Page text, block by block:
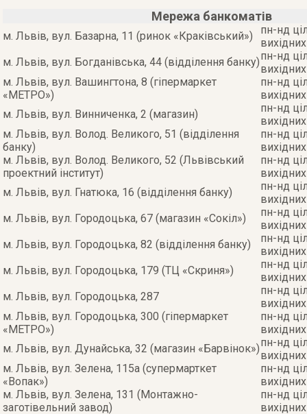
Мережа банкоматів
м. Львів, вул. Базарна, 11 (ринок «Краківський»)
пн-нд
вихідних
м. Львів, вул. Богданівська, 44 (відділення банку)пн-нд
вихідних
м. Львів, вул. Вашингтона, 8 (гіпермаркет
«МЕТРО»)
пн-нд
вихідних
м. Львів, вул. Винниченка, 2 (магазин)
пн-нд
вихідних
м. Львів, вул. Волод. Великого, 51 (відділення
банку)
пн-нд
вихідних
м. Львів, вул. Волод. Великого, 52 (Львівський
проектний інститут)
пн-нд
вихідних
м. Львів, вул. Гнатюка, 16 (відділення банку)
пн-нд
вихідних
м. Львів, вул. Городоцька, 67 (магазин «Сокіл»)
пн-нд
вихідних
м. Львів, вул. Городоцька, 82 (відділення банку)
пн-нд
вихідних
м. Львів, вул. Городоцька, 179 (ТЦ «Скриня»)
пн-нд
вихідних
м. Львів, вул. Городоцька, 287
пн-нд
вихідних
м. Львів, вул. Городоцька, 300 (гіпермаркет
«МЕТРО»)
пн-нд
вихідних
м. Львів, вул. Дунайська, 32 (магазин «Барвінок»)пн-нд
вихідних
м. Львів, вул. Зелена, 115а (супермарткет
«Вопак»)
пн-нд
вихідних
м. Львів, вул. Зелена, 131 (Монтажно-
заготівельний завод)
пн-нд
вихідних